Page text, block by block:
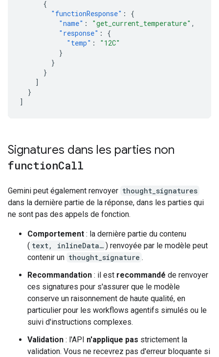
{
"functionResponse" :
{
"name" : "get_current_temperature" ,
"response" :
{
"temp" :
"12C"
}
}
}
]
}
]
Signatures dans les parties non
functionCall
Gemini peut également renvoyer thought_signatures
dans la dernière partie de la réponse, dans les parties qui
ne sont pas des appels de fonction.
Comportement : la dernière partie du contenu
( text, inlineData… ) renvoyée par le modèle peut
contenir un thought_signature .
Recommandation : il est recommandé de renvoyer
ces signatures pour s'assurer que le modèle
conserve un raisonnement de haute qualité, en
particulier pour les workflows agentifs simulés ou le
suivi d'instructions complexes.
Validation : l'API n'applique pas strictement la
validation. Vous ne recevrez pas d'erreur bloquante si